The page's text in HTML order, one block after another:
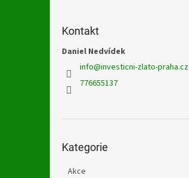
Kontakt
Daniel Nedvídek
info@investicni-zlato-praha.cz
776655137
kategorie
Kategorie
Akce